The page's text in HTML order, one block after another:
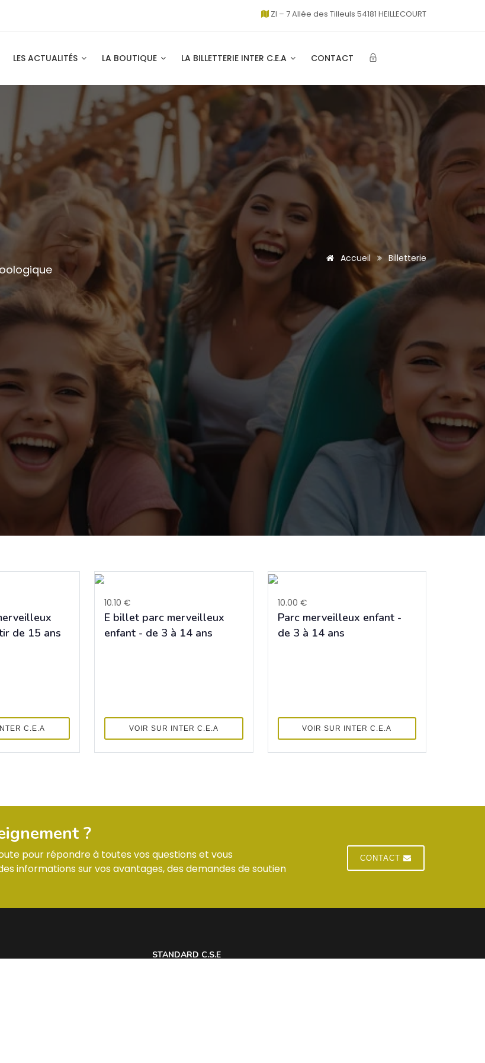
ZI – 7 Allée des Tilleuls 54181 HEILLECOURT
LES ACTUALITÉS LA BOUTIQUE LA BILLETTERIE INTER C.E.A CONTACT
Accueil Billetterie
de 15 ans
C.E.A
10.10 €
E billet parc merveilleux
enfant - de 3 à 14 ans
VOIR SUR INTER C.E.A
10.00 €
Parc merveilleux enfant -
de 3 à 14 ans
VOIR SUR INTER C.E.A
?
pour répondre à toutes vos questions et vous
informations sur vos avantages, des demandes de soutien
CONTACT
STANDARD C.S.E